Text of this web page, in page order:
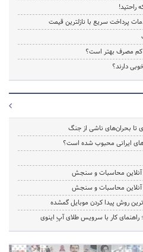
راحتید!
پرداخت سریع با نازلترین قیمت
کم مصرف بهتر است؟
دارند؟
ایرانی محبوب شده است؟
آنلاین محاسبات و سنجش
آنلاین محاسبات و سنجش
روش پیدا کردن موبایل گمشده
کار با سرویس طلای آپِ اینوی